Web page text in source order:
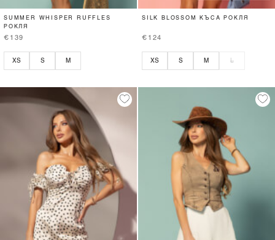
SUMMER WHISPER RUFFLES
РОКЛЯ
€139
XS S M
SILK BLOSSOM КЪСА РОКЛЯ
€124
XS S M L